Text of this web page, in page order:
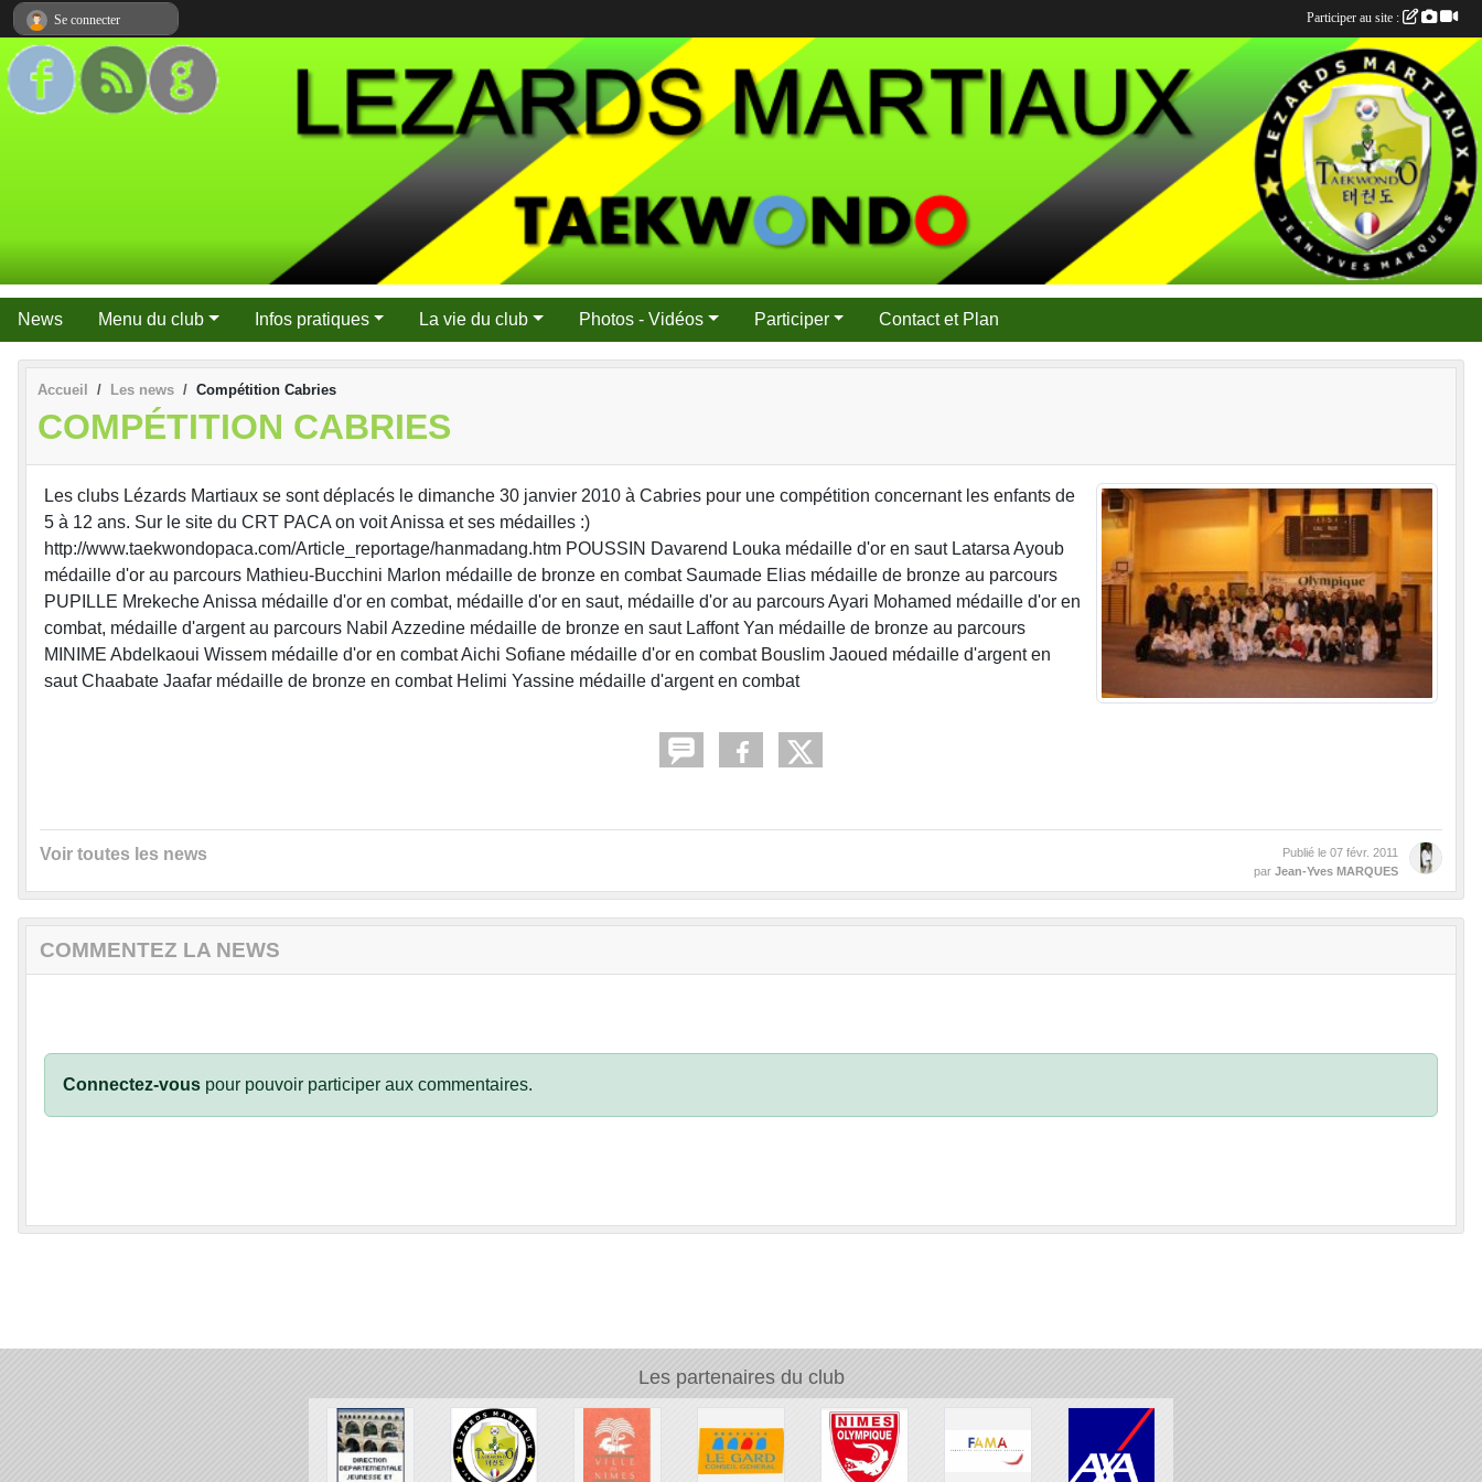
News Menu du club Infos pratiques La vie du club Photos - Vidéos Participer Contact et Plan
Accueil Les news Compétition Cabries
COMPÉTITION CABRIES
Les clubs Lézards Martiaux se sont déplacés le dimanche 30 janvier 2010 à Cabries pour une compétition concernant les enfants de
5 à 12 ans. Sur le site du CRT PACA on voit Anissa et ses médailles :)
http://www.taekwondopaca.com/Article_reportage/hanmadang.htm POUSSIN Davarend Louka médaille d'or en saut Latarsa Ayoub
médaille d'or au parcours Mathieu-Bucchini Marlon médaille de bronze en combat Saumade Elias médaille de bronze au parcours
PUPILLE Mrekeche Anissa médaille d'or en combat, médaille d'or en saut, médaille d'or au parcours Ayari Mohamed médaille d'or en
combat, médaille d'argent au parcours Nabil Azzedine médaille de bronze en saut Laffont Yan médaille de bronze au parcours
MINIME Abdelkaoui Wissem médaille d'or en combat Aichi Sofiane médaille d'or en combat Bouslim Jaoued médaille d'argent en
saut Chaabate Jaafar médaille de bronze en combat Helimi Yassine médaille d'argent en combat
Voir toutes les news Publié le 07 févr. 2011
par Jean-Yves MARQUES
COMMENTEZ LA NEWS
Connectez-vous pour pouvoir participer aux commentaires.
Les partenaires du club
Se connecter Participer au site :
Panneau de gestion des cookies